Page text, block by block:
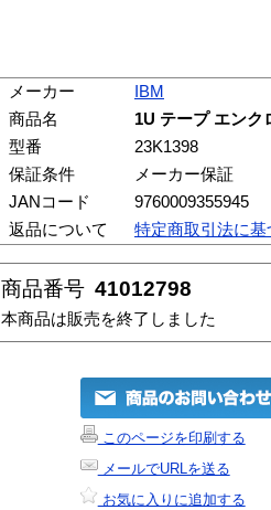
メーカー
IBM
商品名
1U テープ エンク
型番
23K1398
保証条件
メーカー保証
JANコード
9760009355945
返品について
特定商取引法に基
商品番号 41012798
本商品は販売を終了しました
このページを印刷する
メールでURLを送る
お気に入りに追加する